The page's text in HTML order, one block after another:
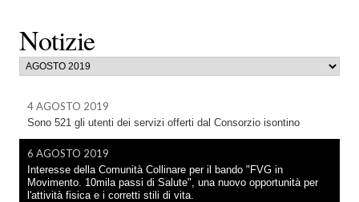
Notizie
4 AGOSTO 2019
Sono 521 gli utenti dei servizi offerti dal Consorzio isontino
6 AGOSTO 2019
Interesse della Comunità Collinare per il bando "FVG in
Movimento. 10mila passi di Salute", una nuovo opportunità per
l'attività fisica e i corretti stili di vita.